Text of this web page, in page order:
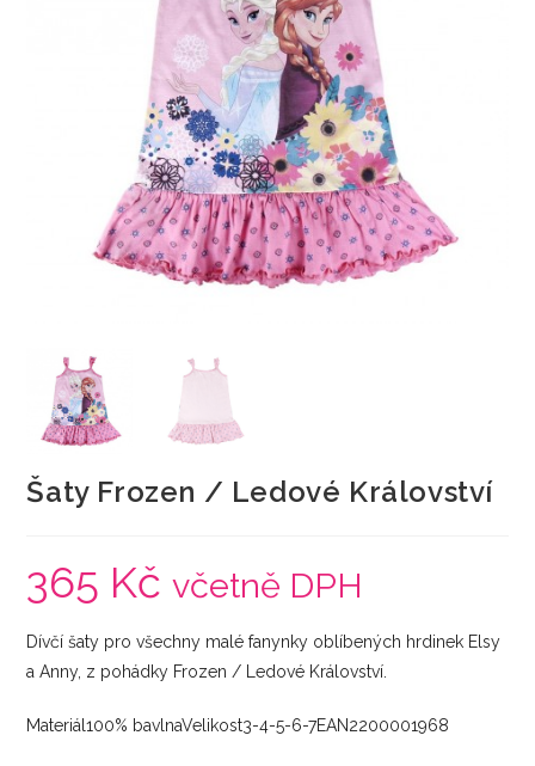
Šaty Frozen / Ledové Království
365 Kč včetně DPH
Dívčí šaty pro všechny malé fanynky oblíbených hrdinek Elsy
a Anny, z pohádky Frozen / Ledové Království.
Materiál100% bavlnaVelikost3-4-5-6-7EAN2200001968